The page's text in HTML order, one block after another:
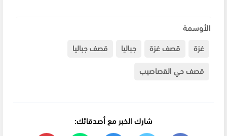
الأوسمة
غزة
قصف غزة جباليا
قصف جباليا
قصف حي القصاصيب
شارك الخبر مع أصدقائك: